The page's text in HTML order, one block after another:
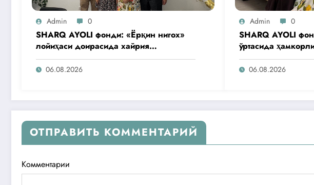
Admin 0
SHARQ AYOLI фонди: «Ёрқин нигох»
лойиҳаси доирасида хайрия
операциялари ўтказилади
06.08.2026
Admin 0
SHARQ AYOLI
ўртасида
06.08.2026
ОТПРАВИТЬ КОММЕНТАРИЙ
Комментарии